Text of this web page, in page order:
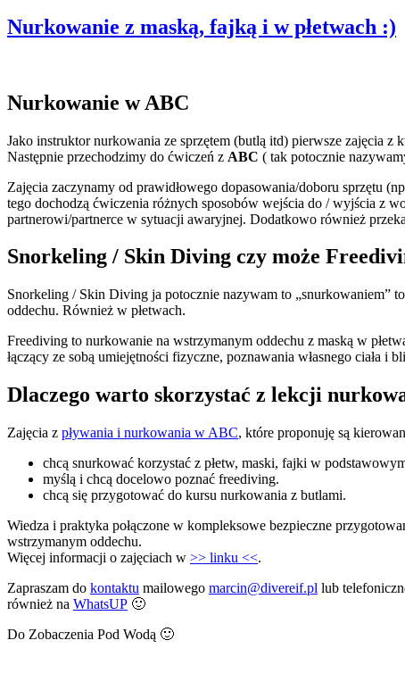
Nurkowanie z maską, fajką i w płetwach :)
Nurkowanie w ABC
Jako instruktor nurkowania ze sprzętem (butlą itd) pierwsze zajęcia z
Następnie przechodzimy do ćwiczeń z ABC ( tak potocznie
Zajęcia zaczynamy od prawidłowego dopasowania/doboru sprzętu
tego dochodzą ćwiczenia różnych sposobów wejścia do / wyjścia z
partnerowi/partnerce w sytuacji awaryjnej. Dodatkowo również
Snorkeling / Skin Diving czy może
Snorkeling / Skin Diving ja potocznie nazywam to „snurkowaniem”
oddechu. Również w płetwach.
Freediving to nurkowanie na wstrzymanym oddechu z maską w
łączący ze sobą umiejętności fizyczne, poznawania własnego ciała i
Dlaczego warto skorzystać z lekcji
Zajęcia z pływania i nurkowania w ABC, które proponuję są
chcą snurkować korzystać z płetw, maski, fajki w
myślą i chcą docelowo poznać freediving.
chcą się przygotować do kursu nurkowania z butlami.
Wiedza i praktyka połączone w kompleksowe bezpieczne
wstrzymanym oddechu.
Więcej informacji o zajęciach w >> linku <<.
Zapraszam do kontaktu mailowego marcin@divereif.pl lub
również na WhatsUP 🙂
Do Zobaczenia Pod Wodą 🙂